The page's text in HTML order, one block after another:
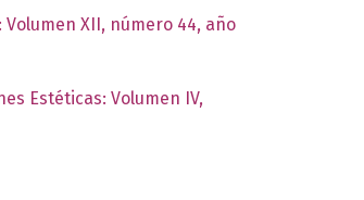
XII, número 44, año
Estéticas: Volumen IV,